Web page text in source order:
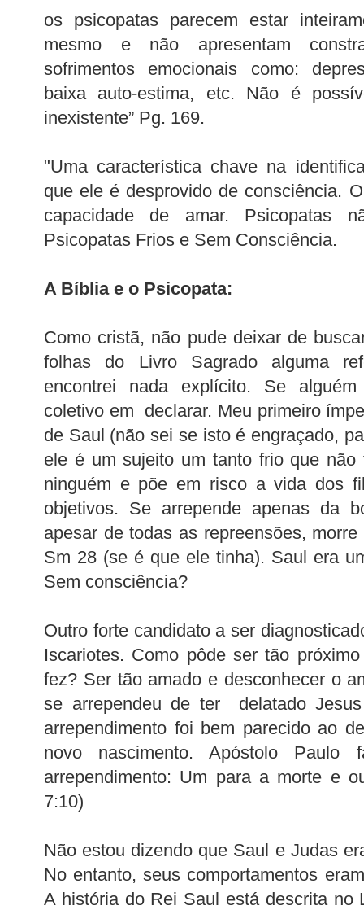
os psicopatas parecem estar
mesmo e não apresentam
sofrimentos emocionais como:
baixa auto-estima, etc. Não é
inexistente” Pg. 169.
"Uma característica chave na
que ele é desprovido de consciência.
capacidade de amar. Psicopatas
Psicopatas Frios e Sem Consciência.
A Bíblia e o Psicopata:
Como cristã, não pude deixar de
folhas do Livro Sagrado alguma
encontrei nada explícito. Se
coletivo em declarar. Meu primeiro
de Saul (não sei se isto é engraçado,
ele é um sujeito um tanto frio que não
ninguém e põe em risco a vida dos
objetivos. Se arrepende apenas da
apesar de todas as repreensões,
Sm 28 (se é que ele tinha). Saul era
Sem consciência?
Outro forte candidato a ser
Iscariotes. Como pôde ser tão
fez? Ser tão amado e desconhecer o
se arrependeu de ter delatado
arrependimento foi bem parecido ao
novo nascimento. Apóstolo
arrependimento: Um para a morte e
7:10)
Não estou dizendo que Saul e Judas
No entanto, seus comportamentos
A história do Rei Saul está descrita no